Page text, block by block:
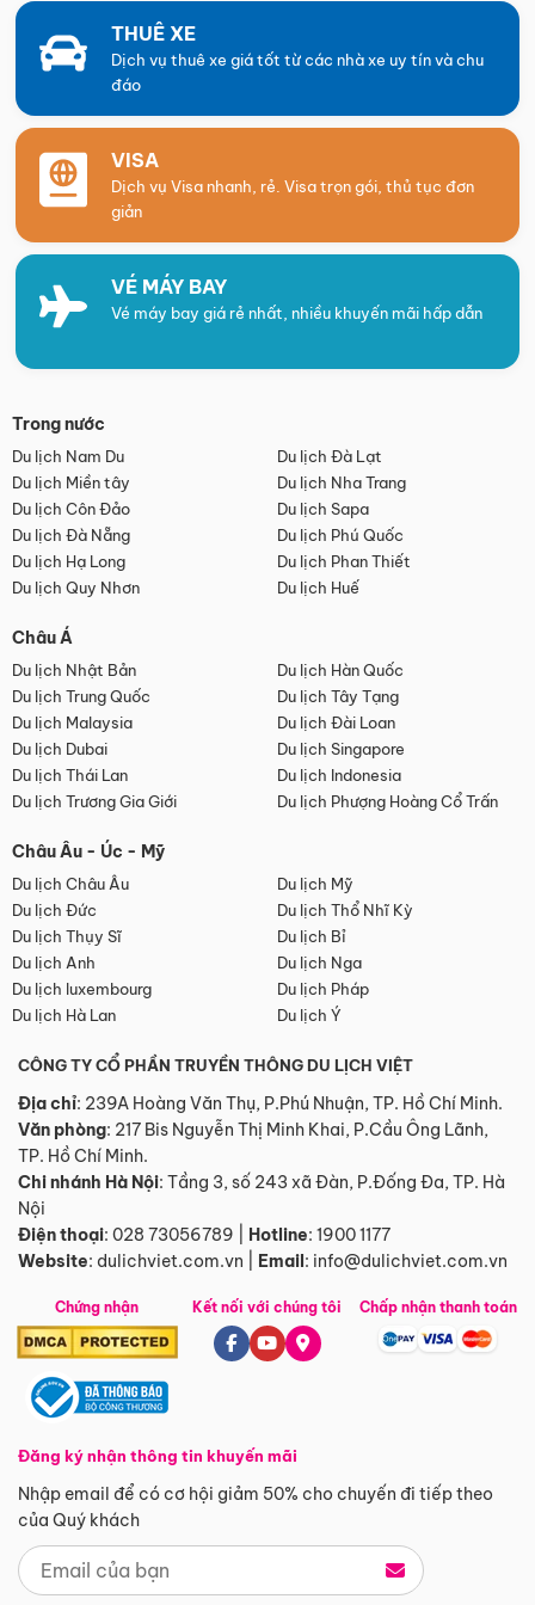
THUÊ XE
Dịch vụ thuê xe giá tốt từ các nhà xe uy tín và chu
đáo
VISA
Dịch vụ Visa nhanh, rẻ. Visa trọn gói, thủ tục đơn
giản
VÉ MÁY BAY
Vé máy bay giá rẻ nhất, nhiều khuyến mãi hấp dẫn
Trong nước
Du lịch Nam Du
Du lịch Đà Lạt
Du lịch Miền tây
Du lịch Nha Trang
Du lịch Côn Đảo
Du lịch Sapa
Du lịch Đà Nẵng
Du lịch Phú Quốc
Du lịch Hạ Long
Du lịch Phan Thiết
Du lịch Quy Nhơn
Du lịch Huế
Châu Á
Du lịch Nhật Bản
Du lịch Hàn Quốc
Du lịch Trung Quốc
Du lịch Tây Tạng
Du lịch Malaysia
Du lịch Đài Loan
Du lịch Dubai
Du lịch Singapore
Du lịch Thái Lan
Du lịch Indonesia
Du lịch Trương Gia Giới
Du lịch Phượng Hoàng Cổ Trấn
Châu Âu - Úc - Mỹ
Du lịch Châu Âu
Du lịch Mỹ
Du lịch Đức
Du lịch Thổ Nhĩ Kỳ
Du lịch Thụy Sĩ
Du lịch Bỉ
Du lịch Anh
Du lịch Nga
Du lịch luxembourg
Du lịch Pháp
Du lịch Hà Lan
Du lịch Ý
CÔNG TY CỔ PHẦN TRUYỀN THÔNG DU LỊCH VIỆT
Địa chỉ: 239A Hoàng Văn Thụ, P.Phú Nhuận, TP. Hồ Chí Minh.
Văn phòng: 217 Bis Nguyễn Thị Minh Khai, P.Cầu Ông Lãnh,
TP. Hồ Chí Minh.
Chi nhánh Hà Nội: Tầng 3, số 243 xã Đàn, P.Đống Đa, TP. Hà
Nội
Điện thoại: 028 73056789 Hotline: 1900 1177
Website: dulichviet.com.vn Email: info@dulichviet.com.vn
Chứng nhận
Đăng ký nhận thông tin khuyến mãi
Nhập email để có cơ hội giảm 50% cho chuyến đi tiếp theo
của Quý khách
Kết nối với chúng tôi Chấp nhận thanh toán